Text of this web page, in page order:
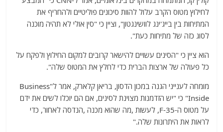
לחילוץ מטוס הקרב עלול להוות סיכונים פוליטיים ולהחריף את
המתיחות בין בייג'ינג לוושינגטון", וציין כי "סין אולי לא תהיה מוכנה
לסוג כזה של מתיחות כעת".
הוא ציין כי "הסינים עשויים להישאר קרובים למקום החילוץ ולפקח על
כל פעולה של ארצות הברית כדי לחלץ את המטוס שלה".
מומחה לענייני הגנה במכון הדסון, בריאן קלארק, אמר ל"Business
Inside" כי "יש הזדמנות מצוינת לסינים, אם הם יוכלו לשים את ידם
על מטוס ה-F-35, לעשות ,מה שהוא מכנה ,הנדסה לאחור, כדי
לראות את היתרונות שלה."